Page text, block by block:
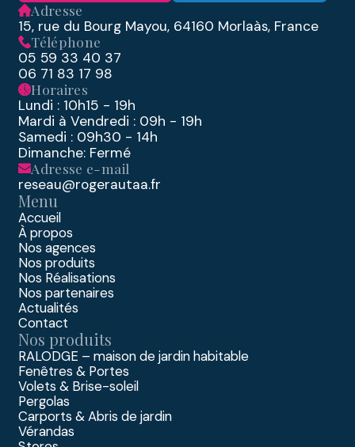
Adresse
15, rue du Bourg Mayou, 64160 Morlaàs, France
Téléphone
05 59 33 40 37
06 71 83 17 98
Horaires
Lundi : 10h15 - 19h
Mardi à Vendredi : 09h - 19h
Samedi : 09h30 - 14h
Dimanche: Fermé
Adresse e-mail
reseau@rogerautaa.fr
Menu
Accueil
À propos
Nos agences
Nos produits
Nos Réalisations
Nos partenaires
Actualités
Contact
Nos produits
RALODGE – maison de jardin habitable
Fenêtres & Portes
Volets & Brise-soleil
Pergolas
Carports & Abris de jardin
Vérandas